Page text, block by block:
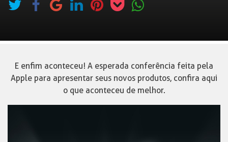
E enfim aconteceu! A esperada conferência feita pela
Apple para apresentar seus novos produtos, confira aqui
o que aconteceu de melhor.